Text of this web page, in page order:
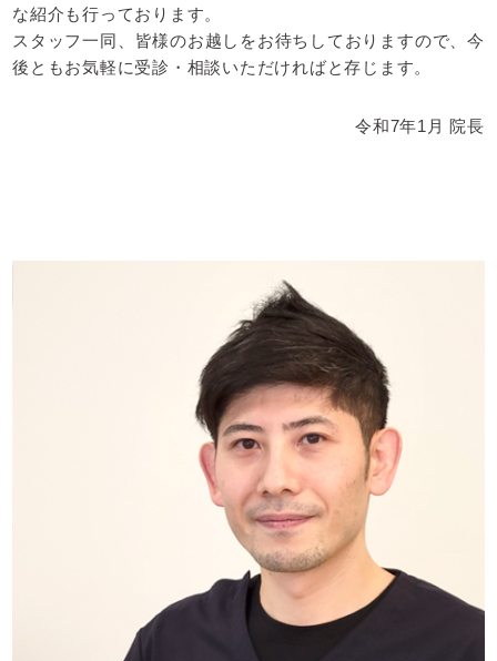
な紹介も行っております。
スタッフ一同、皆様のお越しをお待ちしておりますので、今
後ともお気軽に受診・相談いただければと存じます。
令和7年1月 院長